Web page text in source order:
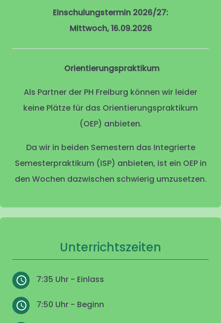
Einschulungstermin 2026/27:
Mittwoch, 16.09.2026
Orientierungspraktikum
Als Partner der PH Freiburg können wir leider
keine Plätze für das Orientierungspraktikum
(OEP) anbieten.
Da wir in beiden Semestern das Integrierte
Semesterpraktikum (ISP) anbieten, ist ein OEP in
den Wochen dazwischen schwierig umzusetzen.
Unterrichtszeiten
7:35 Uhr - Einlass
7:50 Uhr - Beginn